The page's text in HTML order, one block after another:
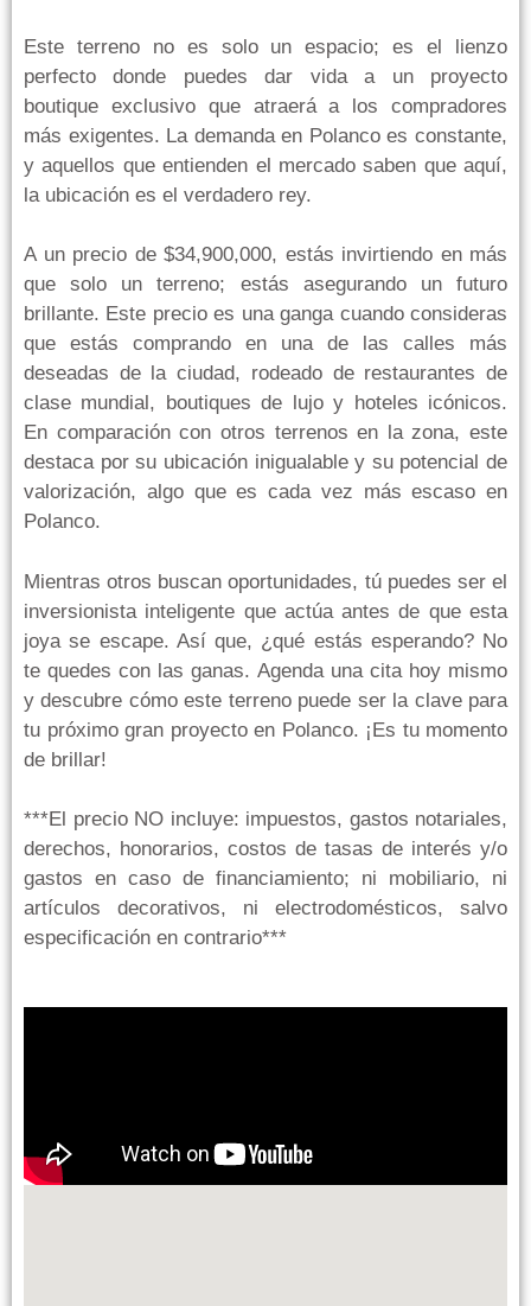
Este terreno no es solo un espacio; es el lienzo
perfecto donde puedes dar vida a un proyecto
boutique exclusivo que atraerá a los compradores
más exigentes. La demanda en Polanco es constante,
y aquellos que entienden el mercado saben que aquí,
la ubicación es el verdadero rey.
A un precio de $34,900,000, estás invirtiendo en más
que solo un terreno; estás asegurando un futuro
brillante. Este precio es una ganga cuando consideras
que estás comprando en una de las calles más
deseadas de la ciudad, rodeado de restaurantes de
clase mundial, boutiques de lujo y hoteles icónicos.
En comparación con otros terrenos en la zona, este
destaca por su ubicación inigualable y su potencial de
valorización, algo que es cada vez más escaso en
Polanco.
Mientras otros buscan oportunidades, tú puedes ser el
inversionista inteligente que actúa antes de que esta
joya se escape. Así que, ¿qué estás esperando? No
te quedes con las ganas. Agenda una cita hoy mismo
y descubre cómo este terreno puede ser la clave para
tu próximo gran proyecto en Polanco. ¡Es tu momento
de brillar!
***El precio NO incluye: impuestos, gastos notariales,
derechos, honorarios, costos de tasas de interés y/o
gastos en caso de financiamiento; ni mobiliario, ni
artículos decorativos, ni electrodomésticos, salvo
especificación en contrario***